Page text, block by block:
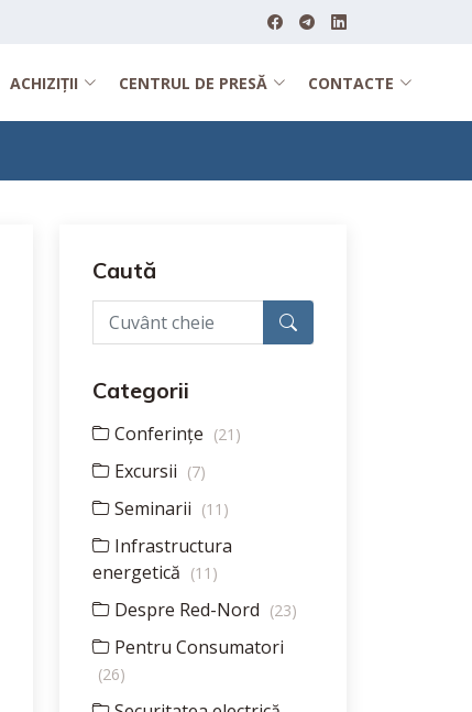
ACHIZIȚII CENTRUL DE PRESĂ CONTACTE
Caută
Categorii
Conferințe (21)
Excursii (7)
Seminarii (11)
Infrastructura
energetică (11)
Despre Red-Nord (23)
Pentru Consumatori
(26)